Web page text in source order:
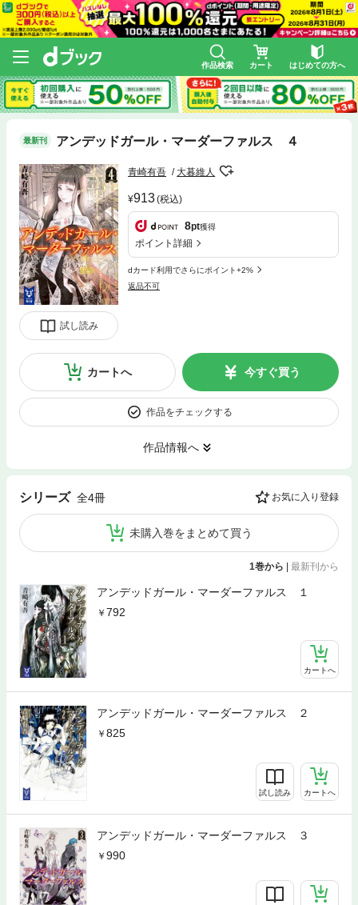
作品検索 カート はじめての方へ
最新刊 アンデッドガール・マーダーファルス ４
試し読み
青崎有吾 大暮維人
913(税込)
8pt獲得
ポイント詳細
dカード利用でさらにポイント+2%
返品不可
カートへ 今すぐ買う
作品をチェックする
作品情報へ
シリーズ 全4冊 お気に入り登録
未購入巻をまとめて買う
1巻から | 最新刊から
アンデッドガール・マーダーファルス １
792
カートへ
アンデッドガール・マーダーファルス ２
825
試し読み カートへ
アンデッドガール・マーダーファルス ３
990